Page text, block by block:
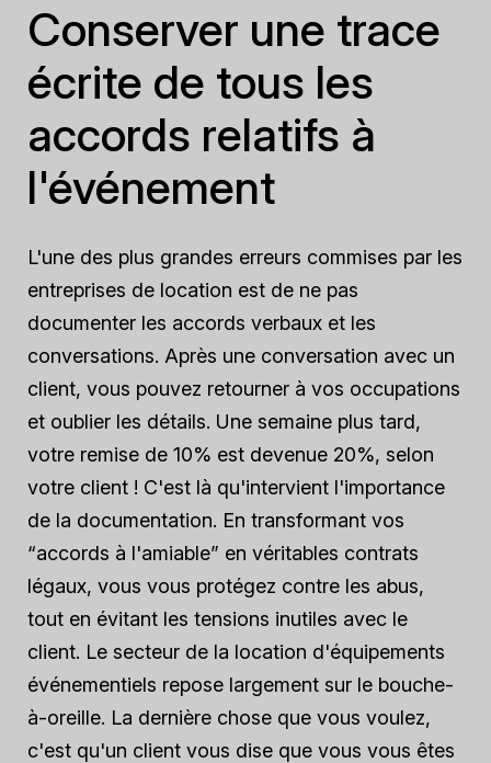
Conserver une trace
écrite de tous les
accords relatifs à
l'événement
L'une des plus grandes erreurs commises par les
entreprises de location est de ne pas
documenter les accords verbaux et les
conversations. Après une conversation avec un
client, vous pouvez retourner à vos occupations
et oublier les détails. Une semaine plus tard,
votre remise de 10% est devenue 20%, selon
votre client ! C'est là qu'intervient l'importance
de la documentation. En transformant vos
“accords à l'amiable” en véritables contrats
légaux, vous vous protégez contre les abus,
tout en évitant les tensions inutiles avec le
client. Le secteur de la location d'équipements
événementiels repose largement sur le bouche-
à-oreille. La dernière chose que vous voulez,
c'est qu'un client vous dise que vous vous êtes